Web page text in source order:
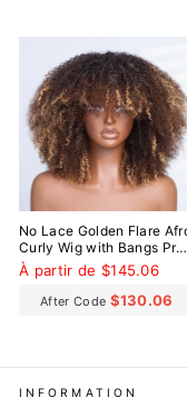
No Lace Golden Flare
Curly Wig with Bangs Pre-
Everything Wear Go
Glueless Wig
À partir de $145.06
After Code $130.06
INFORMATION